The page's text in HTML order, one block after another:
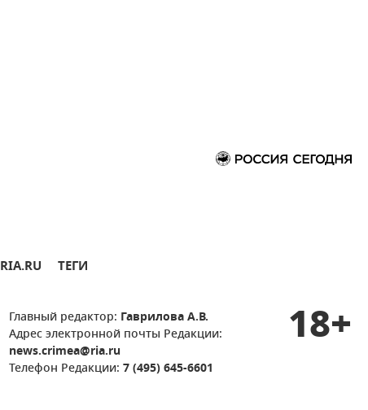
RIA.RU ТЕГИ
Главный редактор: Гаврилова А.В.
Адрес электронной почты Редакции:
news.crimea@ria.ru
Телефон Редакции: 7 (495) 645-6601
18+